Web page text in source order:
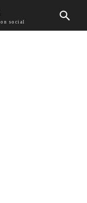
social